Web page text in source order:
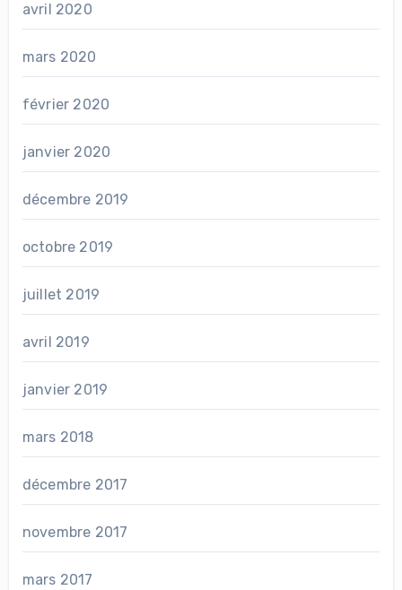
avril 2020
mars 2020
février 2020
janvier 2020
décembre 2019
octobre 2019
juillet 2019
avril 2019
janvier 2019
mars 2018
décembre 2017
novembre 2017
mars 2017